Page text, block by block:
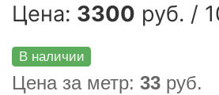
Цена: 3300 руб. /
В наличии
Цена за метр: 33 руб.